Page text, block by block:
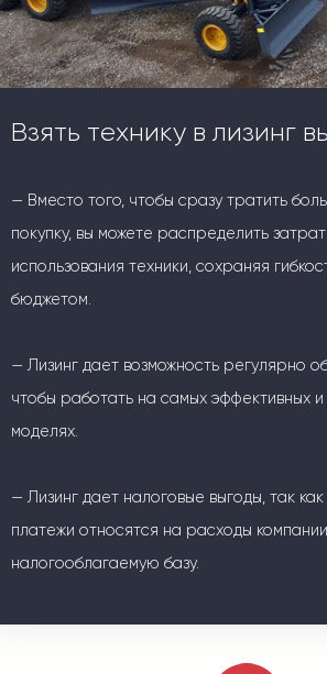
Взять технику в лизинг
— Вместо того, чтобы сразу тратить
покупку, вы можете распределить
использования техники, сохраняя
бюджетом.
— Лизинг дает возможность регулярно
чтобы работать на самых эффективных
моделях.
— Лизинг дает налоговые выгоды, так
платежи относятся на расходы
налогооблагаемую базу.